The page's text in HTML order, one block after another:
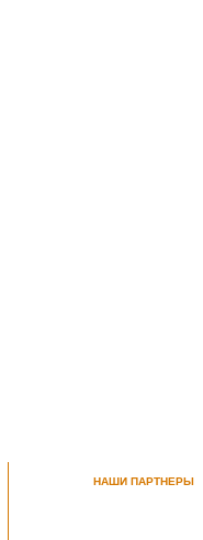
НАШИ ПАРТНЕРЫ